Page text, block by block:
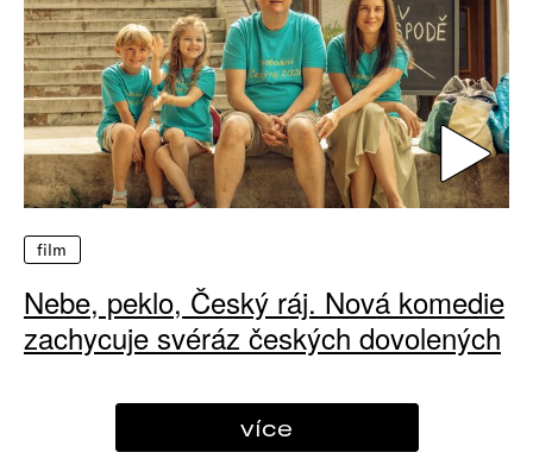
film
Nebe, peklo, Český ráj. Nová komedie
zachycuje svéráz českých dovolených
více